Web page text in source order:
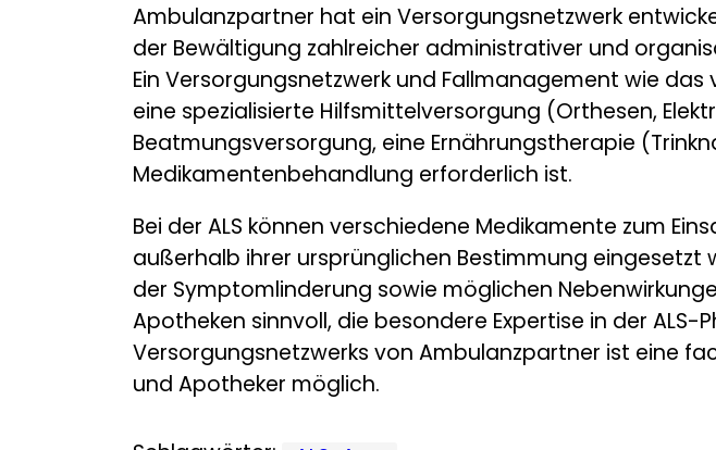
Ambulanzpartner hat ein Versorgungsnetzwerk
der Bewältigung zahlreicher administrativer und
Ein Versorgungsnetzwerk und Fallmanagement wie
eine spezialisierte Hilfsmittelversorgung (Orthesen,
Beatmungsversorgung, eine Ernährungstherapie
Medikamentenbehandlung erforderlich ist.
Bei der ALS können verschiedene Medikamente zum
außerhalb ihrer ursprünglichen Bestimmung eingesetzt
der Symptomlinderung sowie möglichen
Apotheken sinnvoll, die besondere Expertise in der
Versorgungsnetzwerks von Ambulanzpartner ist eine
und Apotheker möglich.